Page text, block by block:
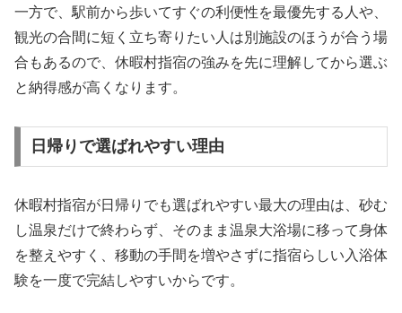
一方で、駅前から歩いてすぐの利便性を最優先する人や、
観光の合間に短く立ち寄りたい人は別施設のほうが合う場
合もあるので、休暇村指宿の強みを先に理解してから選ぶ
と納得感が高くなります。
日帰りで選ばれやすい理由
休暇村指宿が日帰りでも選ばれやすい最大の理由は、砂む
し温泉だけで終わらず、そのまま温泉大浴場に移って身体
を整えやすく、移動の手間を増やさずに指宿らしい入浴体
験を一度で完結しやすいからです。